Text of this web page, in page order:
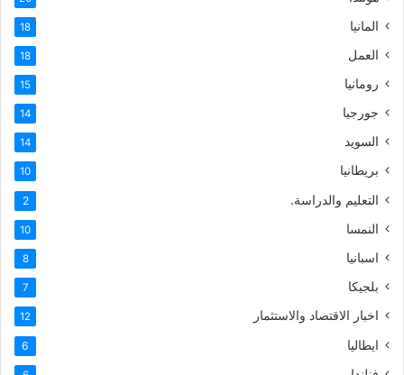
المانيا 18
العمل 18
رومانيا 15
جورجيا 14
السويد 14
بريطانيا 10
التعليم والدراسة. 2
النمسا 10
اسبانيا 8
بلجيكا 7
اخبار الاقتصاد والاستثمار 12
ايطاليا 6